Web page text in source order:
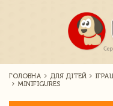
ГОЛОВНА ДЛЯ ДІТЕЙ
MINIFIGURES